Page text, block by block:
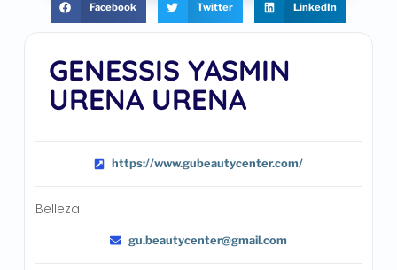
GENESSIS YASMIN
URENA URENA
https://www.gubeautycenter.com/
Belleza
gu.beautycenter@gmail.com
Facebook Twitter LinkedIn